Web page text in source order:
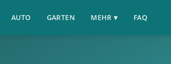
AUTO GARTEN MEHR ▾ FAQ